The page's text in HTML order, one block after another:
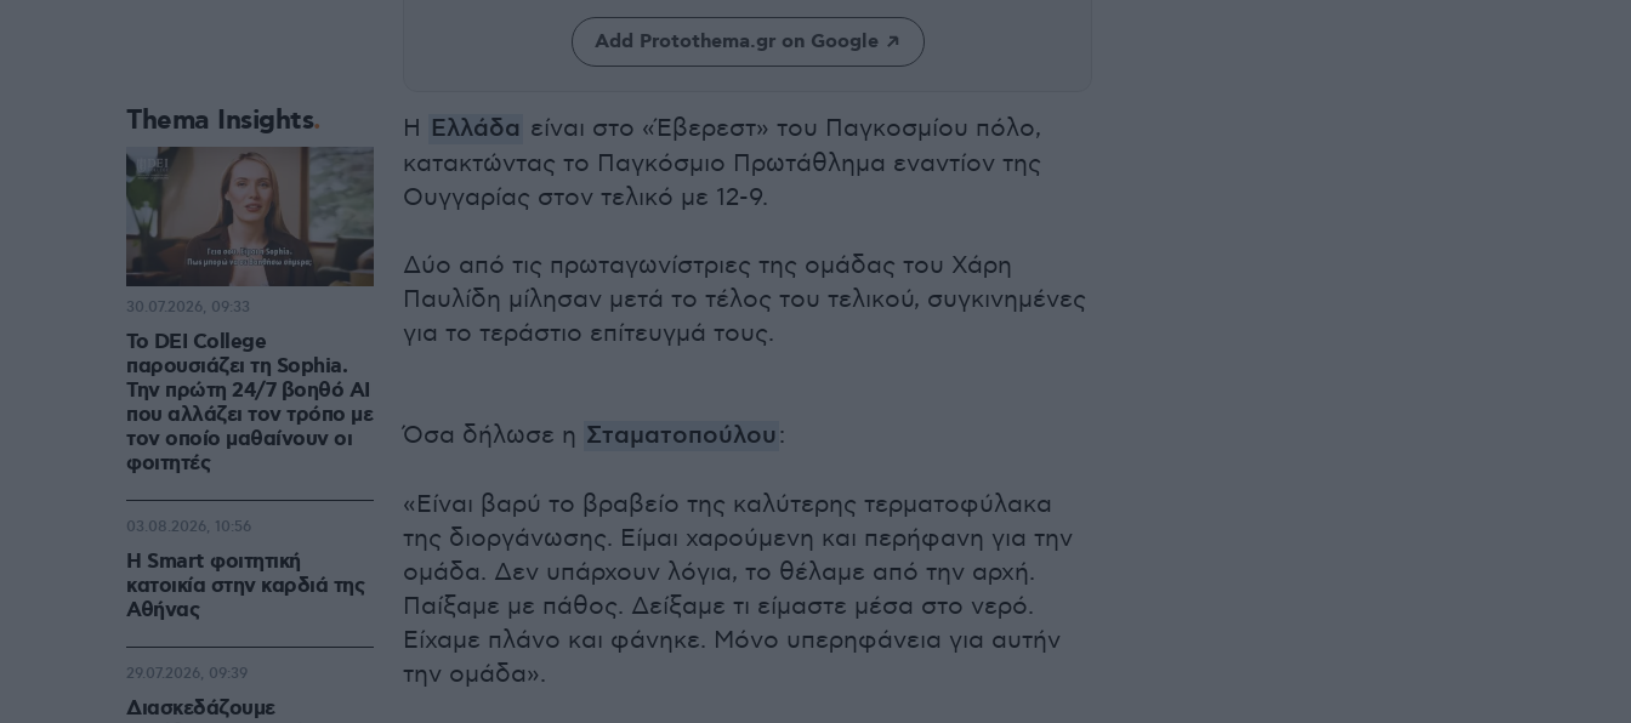
Add Protothema.gr on Google
Η Ελλάδα είναι στο «Έβερεστ» του Παγκοσμίου πόλο,
κατακτώντας το Παγκόσμιο Πρωτάθλημα εναντίον της
Ουγγαρίας στον τελικό με 12-9.
Δύο από τις πρωταγωνίστριες της ομάδας του Χάρη
Παυλίδη μίλησαν μετά το τέλος του τελικού, συγκινημένες
για το τεράστιο επίτευγμά τους.
Όσα δήλωσε η Σταματοπούλου:
«Είναι βαρύ το βραβείο της καλύτερης τερματοφύλακα
της διοργάνωσης. Είμαι χαρούμενη και περήφανη για την
ομάδα. Δεν υπάρχουν λόγια, το θέλαμε από την αρχή.
Παίξαμε με πάθος. Δείξαμε τι είμαστε μέσα στο νερό.
Είχαμε πλάνο και φάνηκε. Μόνο υπερηφάνεια για αυτήν
την ομάδα».
Thema Insights
Το DEI College
παρουσιάζει τη Sophia.
Την πρώτη 24/7 βοηθό AI
που αλλάζει τον τρόπο με
τον οποίο μαθαίνουν οι
φοιτητές
30.07.2026, 09:33
Η Smart φοιτητική
κατοικία στην καρδιά της
Αθήνας
03.08.2026, 10:56
Διασκεδάζουμε
29.07.2026, 09:39